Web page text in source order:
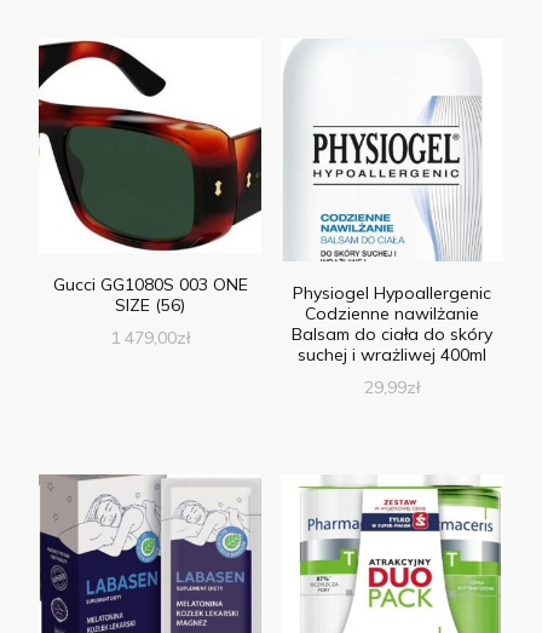
Gucci GG1080S 003 ONE
SIZE (56)
1 479,00zł
Physiogel Hypoallergenic
Codzienne nawilżanie
Balsam do ciała do skóry
suchej i wrażliwej 400ml
29,99zł